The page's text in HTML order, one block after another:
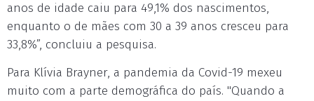
anos de idade caiu para 49,1% dos nascimentos,
enquanto o de mães com 30 a 39 anos cresceu para
33,8%”, concluiu a pesquisa.
Para Klívia Brayner, a pandemia da Covid-19 mexeu
muito com a parte demográfica do país. "Quando a